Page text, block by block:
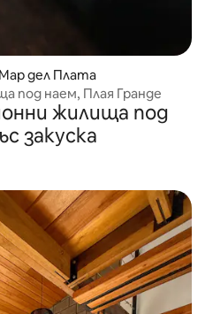
дел Плата
под наем, Плая Гранде
жилища под
закуска